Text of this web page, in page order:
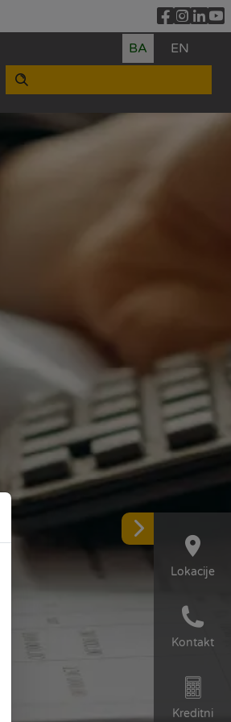
BA EN
Lokacije
Kontakt
Kreditni